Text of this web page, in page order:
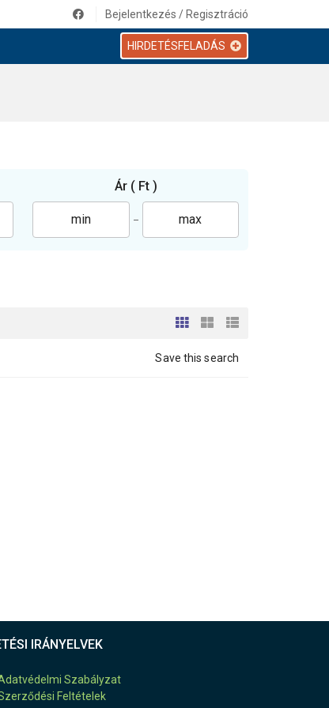
Bejelentkezés / Regisztráció
HIRDETÉSFELADÁS
Ár ( Ft )
Save this search
IRÁNYELVEK
Szabályzat
Feltételek